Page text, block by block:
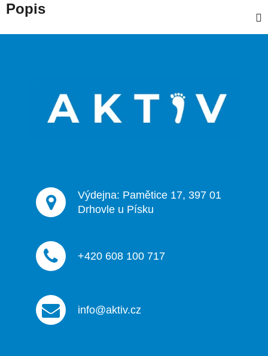
Popis
Výdejna: Pamětice 17, 397 01
Drhovle u Písku
+420 608 100 717
info@aktiv.cz